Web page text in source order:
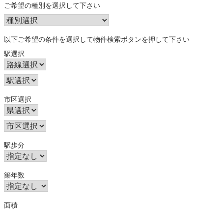
ご希望の種別を選択して下さい
以下ご希望の条件を選択して物件検索ボタンを押して下さい
駅選択
市区選択
駅歩分
築年数
面積